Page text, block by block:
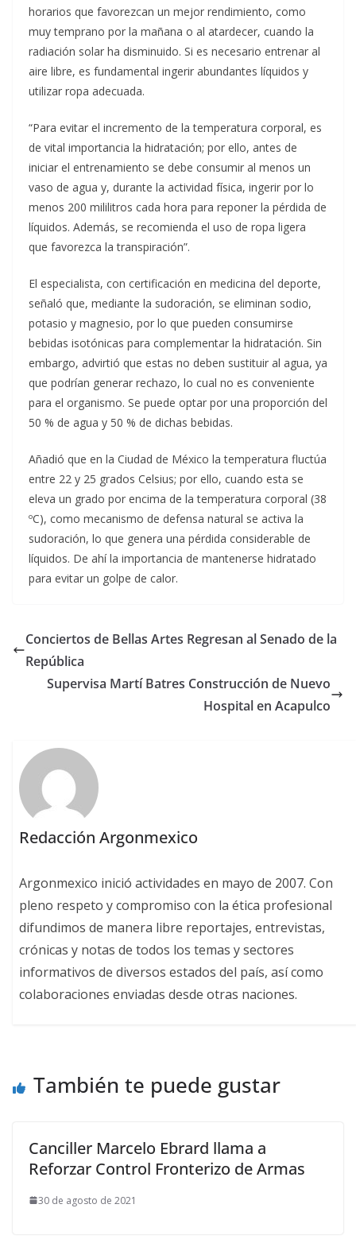
horarios que favorezcan un mejor rendimiento, como
muy temprano por la mañana o al atardecer, cuando la
radiación solar ha disminuido. Si es necesario entrenar al
aire libre, es fundamental ingerir abundantes líquidos y
utilizar ropa adecuada.
“Para evitar el incremento de la temperatura corporal, es
de vital importancia la hidratación; por ello, antes de
iniciar el entrenamiento se debe consumir al menos un
vaso de agua y, durante la actividad física, ingerir por lo
menos 200 mililitros cada hora para reponer la pérdida de
líquidos. Además, se recomienda el uso de ropa ligera
que favorezca la transpiración”.
El especialista, con certificación en medicina del deporte,
señaló que, mediante la sudoración, se eliminan sodio,
potasio y magnesio, por lo que pueden consumirse
bebidas isotónicas para complementar la hidratación. Sin
embargo, advirtió que estas no deben sustituir al agua, ya
que podrían generar rechazo, lo cual no es conveniente
para el organismo. Se puede optar por una proporción del
50 % de agua y 50 % de dichas bebidas.
Añadió que en la Ciudad de México la temperatura fluctúa
entre 22 y 25 grados Celsius; por ello, cuando esta se
eleva un grado por encima de la temperatura corporal (38
ºC), como mecanismo de defensa natural se activa la
sudoración, lo que genera una pérdida considerable de
líquidos. De ahí la importancia de mantenerse hidratado
para evitar un golpe de calor.
Conciertos de Bellas Artes Regresan al Senado de la
República
Supervisa Martí Batres Construcción de Nuevo
Hospital en Acapulco
Redacción Argonmexico
Argonmexico inició actividades en mayo de 2007. Con
pleno respeto y compromiso con la ética profesional
difundimos de manera libre reportajes, entrevistas,
crónicas y notas de todos los temas y sectores
informativos de diversos estados del país, así como
colaboraciones enviadas desde otras naciones.
También te puede gustar
Canciller Marcelo Ebrard llama a
Reforzar Control Fronterizo de Armas
30 de agosto de 2021